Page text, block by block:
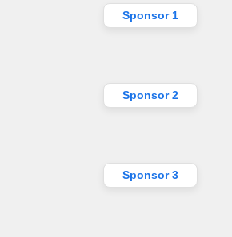
Sponsor 1
Sponsor 2
Sponsor 3